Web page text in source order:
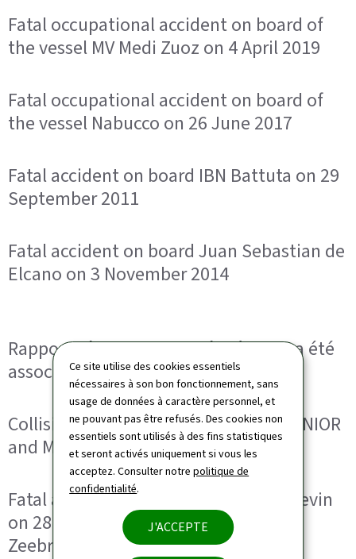
Ce site utilise des cookies essentiels
nécessaires à son bon fonctionnement, sans
usage de données à caractère personnel, et
ne pouvant pas être refusés. Des cookies non
essentiels sont utilisés à des fins statistiques
et seront activés uniquement si vous les
acceptez. Consulter notrepolitique de
confidentialité.
J'ACCEPTE
Fatal occupational accident on board of
the vessel MV Medi Zuoz on 4 April 2019
Fatal occupational accident on board of
the vessel Nabucco on 26 June 2017
Fatal accident on board IBN Battuta on 29
September 2011
Fatal accident on board Juan Sebastian de
Elcano on 3 November 2014
Rapports étrangers publiés où l’AET a été
associée à l’enquête de sécurité
Collision between FV Z.575 – HEIN SENIOR
and MV ACEROMAR on 3 August 2020
Fatal accident on board mv Simon Stevin
on 28 January 2019 at the Port of
Zeebrugge